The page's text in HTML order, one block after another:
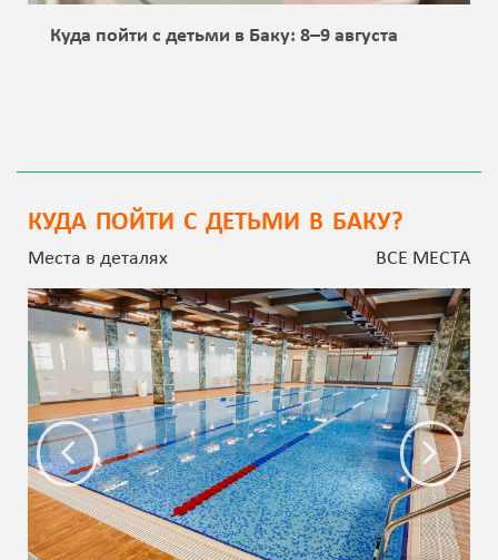
Куда пойти с детьми в Баку: 8–9 августа
КУДА ПОЙТИ С ДЕТЬМИ В БАКУ?
Места в деталях ВСЕ МЕСТА